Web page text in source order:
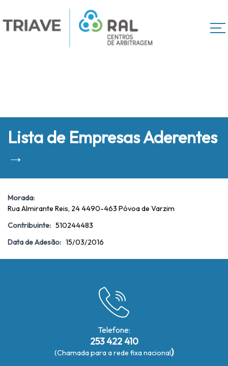
Lista de Empresas Aderentes
→
Morada:
Rua Almirante Reis, 24 4490-463 Póvoa de Varzim
Contribuinte: 510244483
Data de Adesão: 15/03/2016
Telefone:
253 422 410
(Chamada para a rede fixa nacional)